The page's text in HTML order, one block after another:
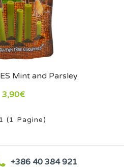
Mint and Parsley
3,90€
(1 Pagine)
+386 40 384 921